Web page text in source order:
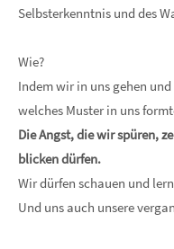
Selbsterkenntnis und des
Wie?
Indem wir in uns gehen
welches Muster in uns
Die Angst, die wir spüren,
blicken dürfen.
Wir dürfen schauen und
Und uns auch unsere